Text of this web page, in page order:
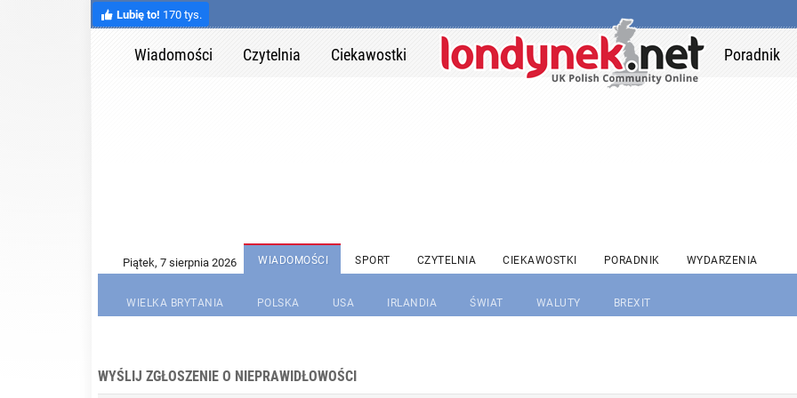
Lubię to! 170 tys.
Wiadomości Czytelnia Ciekawostki Poradnik
WIADOMOŚCI SPORT CZYTELNIA CIEKAWOSTKI PORADNIK WYDARZENIA
WIELKA BRYTANIA POLSKA USA IRLANDIA ŚWIAT WALUTY BREXIT
WYŚLIJ ZGŁOSZENIE O NIEPRAWIDŁOWOŚCI